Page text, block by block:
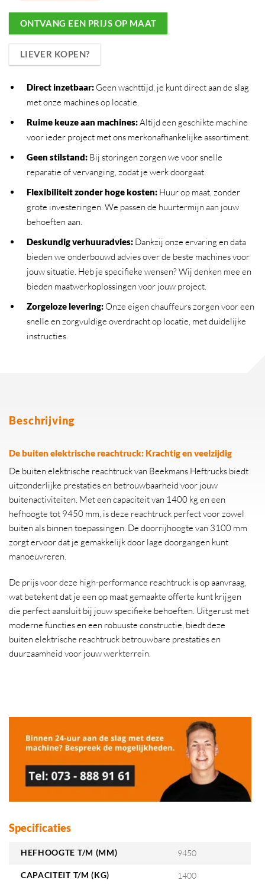
ONTVANG EEN PRIJS OP MAAT
LIEVER KOPEN?
Direct inzetbaar:Geen wachttijd, je kunt direct aan de slag
met onze machines op locatie.
Ruime keuze aan machines:Altijd een geschikte machine
voor ieder project met ons merkonafhankelijke assortiment.
Geen stilstand:Bij storingen zorgen we voor snelle
reparatie of vervanging, zodat je werk doorgaat.
Flexibiliteit zonder hoge kosten:Huur op maat, zonder
grote investeringen. We passen de huurtermijn aan jouw
behoeften aan.
Deskundig verhuuradvies:Dankzij onze ervaring en data
bieden we onderbouwd advies over de beste machines voor
jouw situatie. Heb je specifieke wensen? Wij denken mee en
bieden maatwerkoplossingen voor jouw project.
Zorgeloze levering:Onze eigen chauffeurs zorgen voor een
snelle en zorgvuldige overdracht op locatie, met duidelijke
instructies.
Beschrijving
De buiten elektrische reachtruck: Krachtig en veelzijdig
De buiten elektrische reachtruck van Beekmans Heftrucks biedt
uitzonderlijke prestaties en betrouwbaarheid voor jouw
buitenactiviteiten. Met een capaciteit van 1400 kg en een
hefhoogte tot 9450 mm, is deze reachtruck perfect voor zowel
buiten als binnen toepassingen. De doorrijhoogte van 3100 mm
zorgt ervoor dat je gemakkelijk door lage doorgangen kunt
manoeuvreren.
De prijs voor deze high-performance reachtruck is op aanvraag,
wat betekent dat je een op maat gemaakte offerte kunt krijgen
die perfect aansluit bij jouw specifieke behoeften. Uitgerust met
moderne functies en een robuuste constructie, biedt deze
buiten elektrische reachtruck betrouwbare prestaties en
duurzaamheid voor jouw werkterrein.
Specificaties
HEFHOOGTE T/M (MM) 9450
CAPACITEIT T/M (KG) 1400